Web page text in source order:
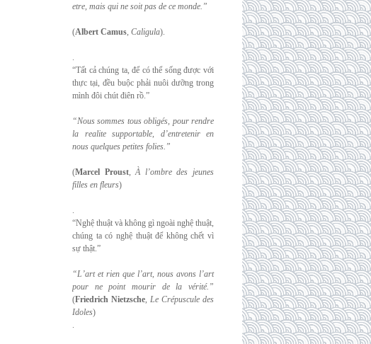
etre, mais qui ne soit pas de ce monde.”
(Albert Camus, Caligula).
.
“Tất cả chúng ta, để có thể sống được với
thực tại, đều buộc phải nuôi dưỡng trong
mình đôi chút điên rồ.”
“Nous sommes tous obligés, pour rendre
la realite supportable, d’entretenir en
nous quelques petites folies.”
(Marcel Proust,À l’ombre des jeunes
filles en fleurs)
.
“Nghệ thuật và không gì ngoài nghệ thuật,
chúng ta có nghệ thuật để không chết vì
sự thật.”
“L’art et rien que l’art, nous avons l’art
pour ne point mourir de la vérité.”
(Friedrich Nietzsche, Le Crépuscule des
Idoles)
.